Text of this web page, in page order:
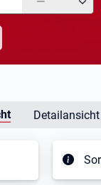
Detailansicht